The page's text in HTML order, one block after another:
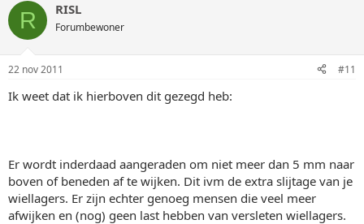
R RISL
Forumbewoner
22 nov 2011 #11
Ik weet dat ik hierboven dit gezegd heb:
Er wordt inderdaad aangeraden om niet meer dan 5 mm naar
boven of beneden af te wijken. Dit ivm de extra slijtage van je
wiellagers. Er zijn echter genoeg mensen die veel meer
afwijken en (nog) geen last hebben van versleten wiellagers.